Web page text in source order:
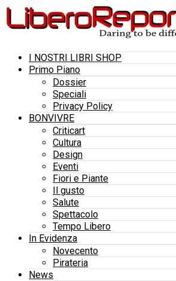
I NOSTRI LIBRI SHOP
Primo Piano
Dossier
Speciali
Privacy Policy
BONVIVRE
Criticart
Cultura
Design
Eventi
Fiori e Piante
Il gusto
Salute
Spettacolo
Tempo Libero
In Evidenza
Novecento
Pirateria
News